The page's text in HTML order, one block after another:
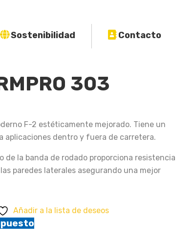
Sostenibilidad Contacto
303
F-2 estéticamente mejorado. Tiene un
aplicaciones dentro y fuera de carretera.
de la banda de rodado proporciona resistencia
paredes laterales asegurando una mejor
Añadir a la lista de deseos